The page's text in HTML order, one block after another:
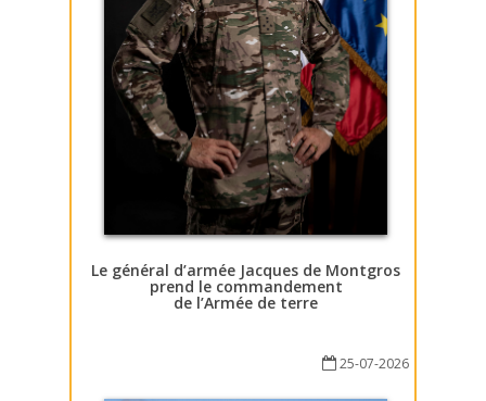
Le général d’armée Jacques de Montgros
prend le commandement
de l’Armée de terre
25-07-2026